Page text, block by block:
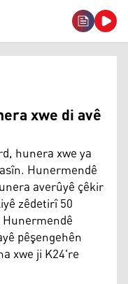
xwe di avê
hunera xwe ya
Hunermendê
averûyê çêkir
zêdetirî 50
pêşengehên
xwe ji K24're